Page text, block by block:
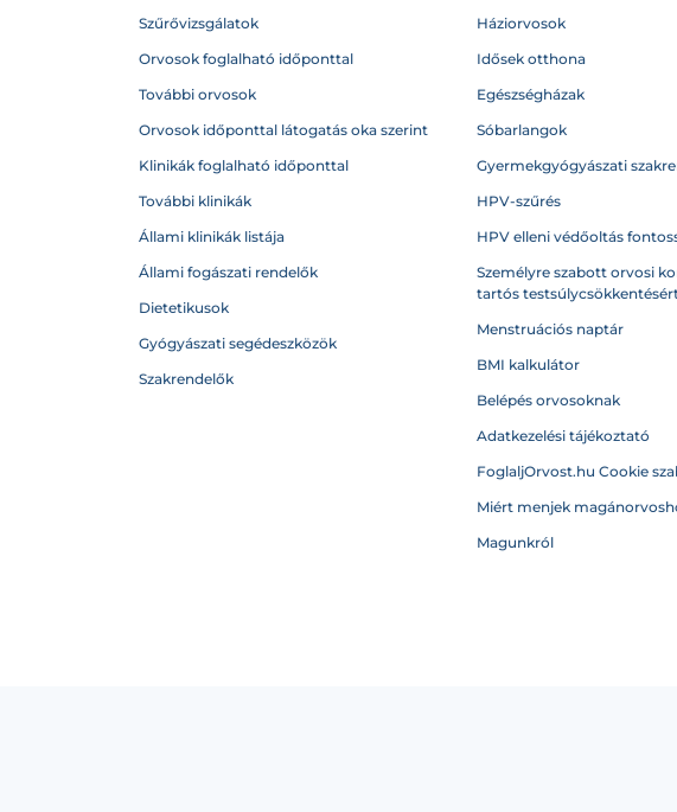
Szűrővizsgálatok
Orvosok foglalható időponttal
További orvosok
Orvosok időponttal látogatás oka szerint
Klinikák foglalható időponttal
További klinikák
Állami klinikák listája
Állami fogászati rendelők
Dietetikusok
Gyógyászati segédeszközök
Szakrendelők
Háziorvosok
Idősek otthona
Egészségházak
Sóbarlangok
Gyermekgyógyászati
HPV-szűrés
HPV elleni védőoltás
Személyre szabott orvosi
tartós
Menstruációs naptár
BMI kalkulátor
Belépés orvosoknak
Adatkezelési tájékoztató
FoglaljOrvost.hu Cookie
Miért menjek
Magunkról